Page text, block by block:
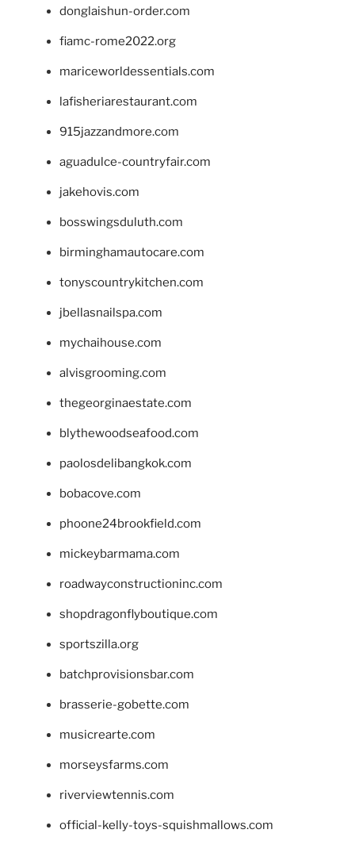
donglaishun-order.com
fiamc-rome2022.org
mariceworldessentials.com
lafisheriarestaurant.com
915jazzandmore.com
aguadulce-countryfair.com
jakehovis.com
bosswingsduluth.com
birminghamautocare.com
tonyscountrykitchen.com
jbellasnailspa.com
mychaihouse.com
alvisgrooming.com
thegeorginaestate.com
blythewoodseafood.com
paolosdelibangkok.com
bobacove.com
phoone24brookfield.com
mickeybarmama.com
roadwayconstructioninc.com
shopdragonflyboutique.com
sportszilla.org
batchprovisionsbar.com
brasserie-gobette.com
musicrearte.com
morseysfarms.com
riverviewtennis.com
official-kelly-toys-squishmallows.com